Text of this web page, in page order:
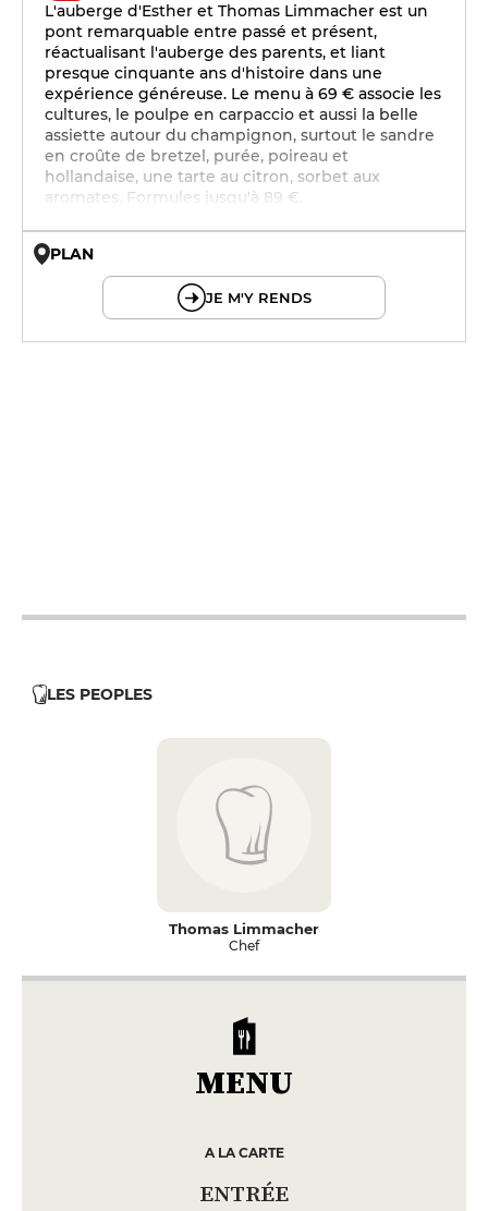
L'auberge d'Esther et Thomas Limmacher est un
pont remarquable entre passé et présent,
réactualisant l'auberge des parents, et liant
presque cinquante ans d'histoire dans une
expérience généreuse. Le menu à 69 € associe les
cultures, le poulpe en carpaccio et aussi la belle
assiette autour du champignon, surtout le sandre
en croûte de bretzel, purée, poireau et
hollandaise, une tarte au citron, sorbet aux
aromates. Formules jusqu'à 89 €.
PLAN
JE M'Y RENDS
LES PEOPLES
Thomas Limmacher
Chef
MENU
A LA CARTE
ENTRÉE